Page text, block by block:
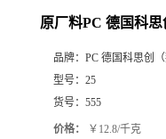
原厂料PC 德国科
品牌： PC 德国科思创
型号： 25
货号： 555
价格： ￥12.8/千克